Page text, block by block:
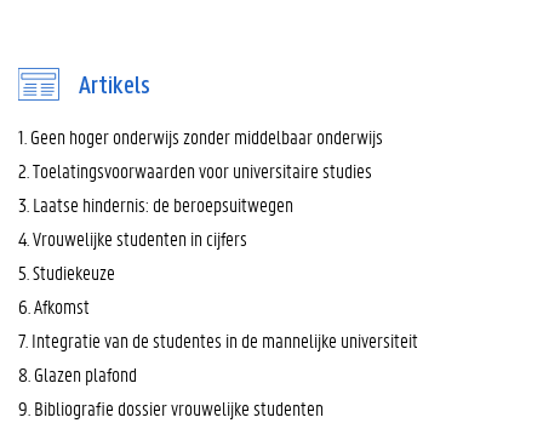
Artikels
1. Geen hoger onderwijs zonder middelbaar onderwijs
2. Toelatingsvoorwaarden voor universitaire studies
3. Laatse hindernis: de beroepsuitwegen
4. Vrouwelijke studenten in cijfers
5. Studiekeuze
6. Afkomst
7. Integratie van de studentes in de mannelijke universiteit
8. Glazen plafond
9. Bibliografie dossier vrouwelijke studenten